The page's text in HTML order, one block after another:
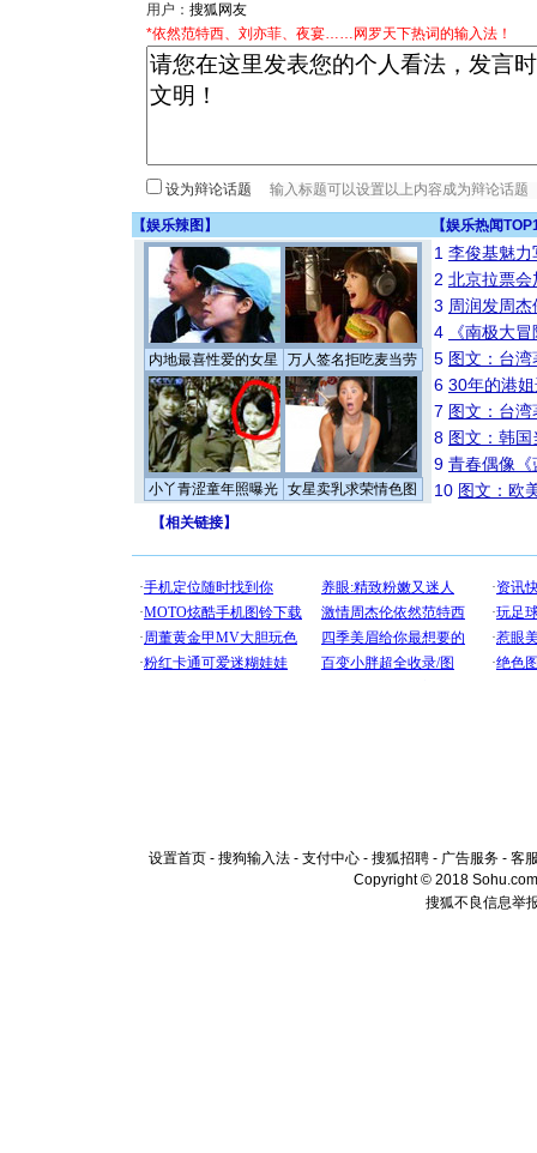
用户：
*依然范特西、刘亦菲、夜宴……网罗天下热词的输入法！
设为辩论话题
【娱乐辣图 】 【娱乐热闻
内地最喜性爱的女星 万人签名拒吃麦当劳
小丫青涩童年照曝光 女星卖乳求荣情色图
1 李俊基魅力
2 北京拉票
3 周润发周
4
《南极大
5 图文：台
6 30年的港
7 图文：台
8 图文：韩
9 青春偶像《
10 图文：欧
【相关链接】
设置首页 - 搜狗输入法 - 支付中心 - 搜狐招聘 - 广告服务 - 客
Copyright © 2018
搜狐不良信息举